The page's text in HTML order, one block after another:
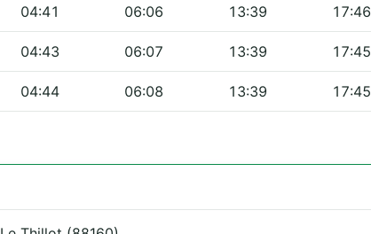
04:41 06:06 13:39 17:46
04:43 06:07 13:39 17:45
04:44 06:08 13:39 17:45